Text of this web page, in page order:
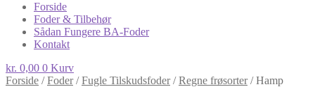
Forside
Foder & Tilbehør
Sådan Fungere BA-Foder
Kontakt
kr. 0,00 0 Kurv
Forside /Foder/Fugle Tilskudsfoder/Regne frøsorter/Hamp